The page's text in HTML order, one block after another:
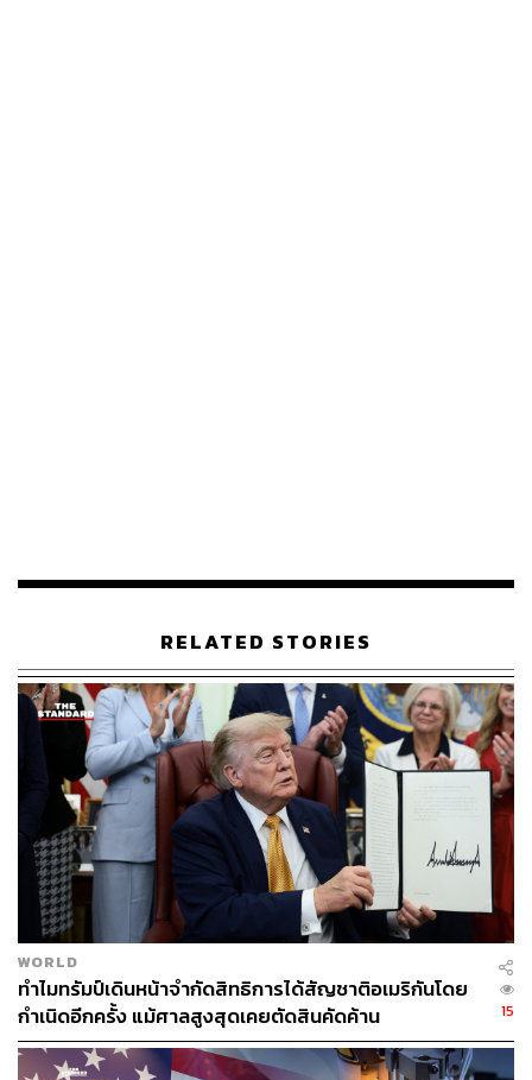
ไม่มีกำหนดเวลาปิดรับ ผู้นำเข้าที่คำร้องถูกปฏิเสธสามารถ
ผู้นำเข้ายังสามารถติดตามรายงานสถานะ เพื่อดูความคืบ
หน้าในการประมวลผลการคืนเงินของตนเองได้
แฟ้มภาพ:Miss.cabul / Shutterstock
อ้างอิง:
https://www.reuters.com/legal/transactional/first-refun
ds-trump-tariffs-start-early-may-12-customs-agency-s
ays-2026-05-04/
https://www.bloomberg.com/news/articles/2026-04-2
8/in-tariff-refund-process-us-says-15-of-entries-denie
d-so-far
RELATED STORIES
WORLD
ทำไมทรัมป์เดินหน้าจำกัดสิทธิการได้สัญชาติอเมริกันโดย
กำเนิดอีกครั้ง แม้ศาลสูงสุดเคยตัดสินคัดค้าน
15